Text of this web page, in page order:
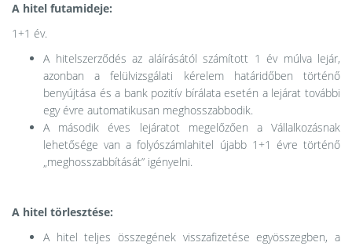
A hitel futamideje:
1+1 év.
A hitelszerződés az aláírásától számított 1 év múlva lejár,
azonban a felülvizsgálati kérelem határidőben történő
benyújtása és a bank pozitív bírálata esetén a lejárat további
egy évre automatikusan meghosszabbodik.
A második éves lejáratot megelőzően a Vállalkozásnak
lehetősége van a folyószámlahitel újabb 1+1 évre történő
„meghosszabbítását” igényelni.
A hitel törlesztése:
A hitel teljes összegének visszafizetése egyösszegben, a